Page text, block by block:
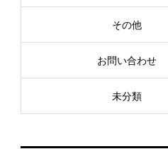
その他
お問い合わせ
未分類